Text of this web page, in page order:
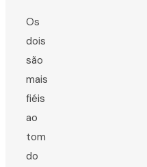
Os
dois
são
mais
fiéis
ao
tom
do